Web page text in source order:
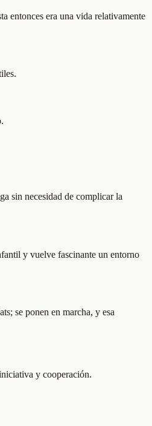
entonces era una vida relativamente
sin necesidad de complicar la
y vuelve fascinante un entorno
se ponen en marcha, y esa
y cooperación.